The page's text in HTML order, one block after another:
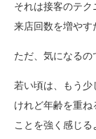
それは接客のテク
来店回数を増やす
ただ、気になるの
若い頃は、もう少
けれど年齢を重ね
ことを強く感じる